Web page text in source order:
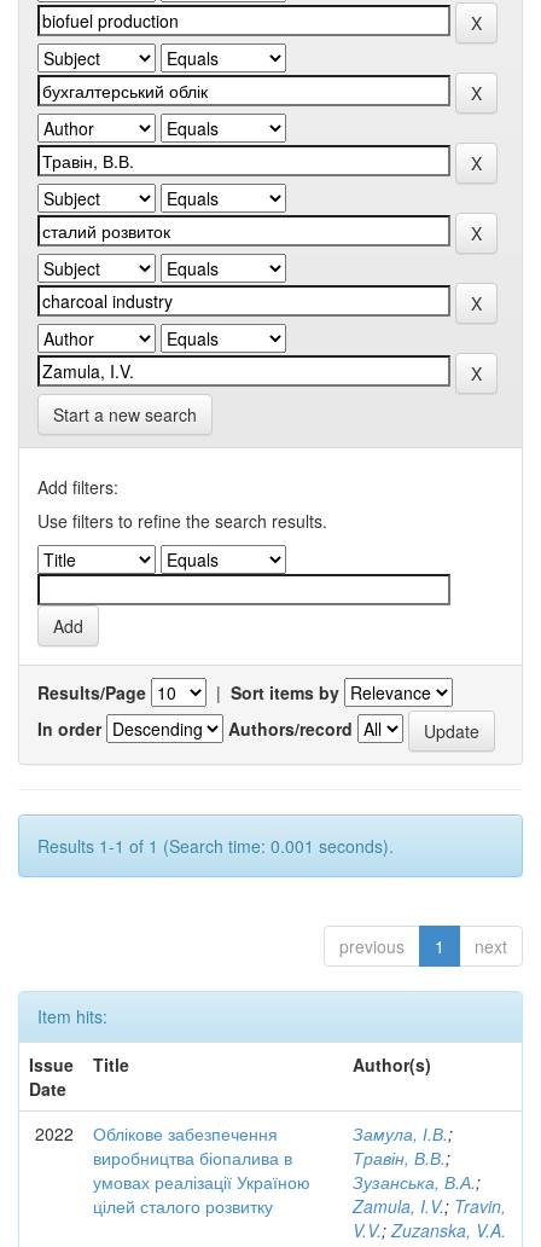
Start a new search
Add filters:
Use filters to refine the search results.
Results/Page | Sort items by
In order
Authors/record
Results 1-1 of 1 (Search time: 0.001 seconds).
previous 1 next
Item hits:
Issue
Date
Title Author(s)
2022
Облікове забезпечення
виробництва біопалива в
умовах реалізації Україною
цілей сталого розвитку
Замула, І.В.;
Травін, В.В.;
Зузанська, В.А.;
Zamula, I.V.; Travin,
V.V.;Zuzanska, V.A.